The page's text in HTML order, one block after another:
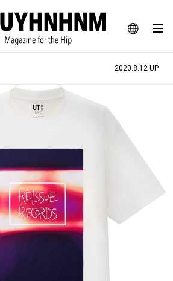
JA
EN
BLOG SNAP
ン、カルチャー、ライフスタイルWEBマガジン
#マイナーグッド図鑑
#MONTHLY JOURNAL
#フイナムのYouTube
#FOCUS IT #AH.H
#OUTDOOR
2020.8.12 UP